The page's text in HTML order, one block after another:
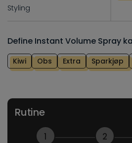
Styling
Define Instant Volume Spray
Kiwi Obs Extra Sparkjøp
Rutine
1
2